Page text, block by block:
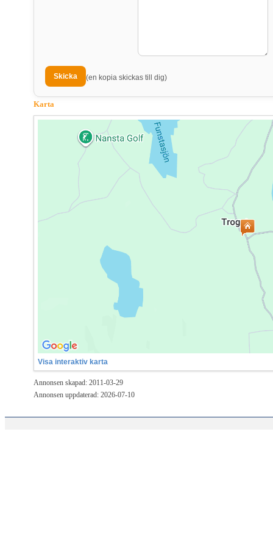
(en kopia skickas till dig)
Karta
Visa interaktiv karta
Annonsen skapad: 2011-03-29
Annonsen uppdaterad: 2026-07-10